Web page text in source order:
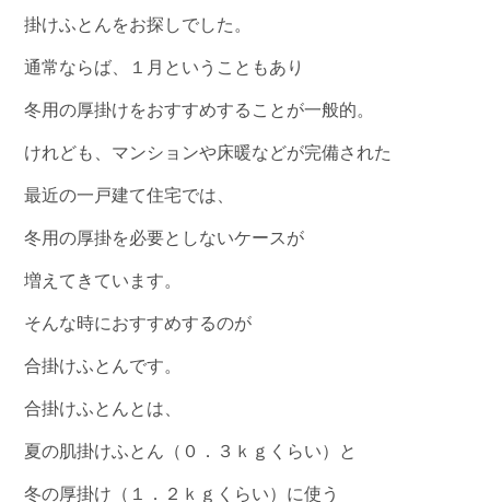
掛けふとんをお探しでした。
通常ならば、１月ということもあり
冬用の厚掛けをおすすめすることが一般的。
けれども、マンションや床暖などが完備された
最近の一戸建て住宅では、
冬用の厚掛を必要としないケースが
増えてきています。
そんな時におすすめするのが
合掛けふとんです。
合掛けふとんとは、
夏の肌掛けふとん（０．３ｋｇくらい）と
冬の厚掛け（１．２ｋｇくらい）に使う